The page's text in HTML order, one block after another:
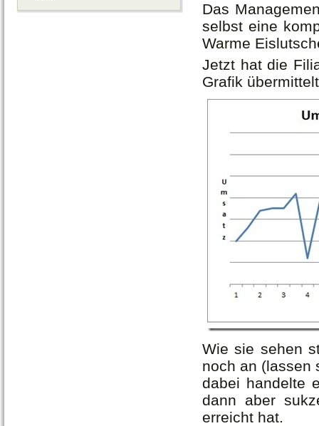
Das
selbst eine
Warme
Jetzt hat die
Grafik
Wie sie sehen
noch an (lassen
dabei handelte
dann aber
erreicht hat.